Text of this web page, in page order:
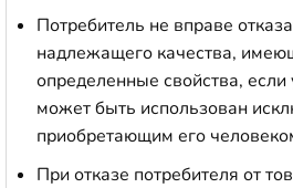
Потребитель не вправе
надлежащего качества,
определенные свойства,
может быть использован
приобретающим его
При отказе потребителя от